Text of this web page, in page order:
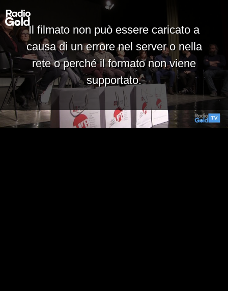
Il filmato non può essere caricato a
causa di un errore nel server o nella
rete o perché il formato non viene
supportato.